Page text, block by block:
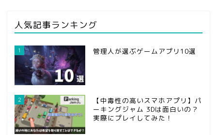
人気記事ランキング
1 管理人が選ぶゲームアプリ10選
2
【中毒性の高いスマホアプリ】パ
ーキングジャム 3Dは面白いの？
実際にプレイしてみた！